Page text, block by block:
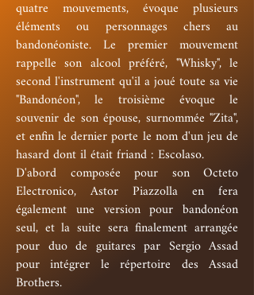
quatre mouvements, évoque plusieurs
éléments ou personnages chers au
bandonéoniste. Le premier mouvement
rappelle son alcool préféré, "Whisky", le
second l'instrument qu'il a joué toute sa vie
"Bandonéon", le troisième évoque le
souvenir de son épouse, surnommée "Zita",
et enfin le dernier porte le nom d'un jeu de
hasard dont il était friand : Escolaso.
D'abord composée pour son Octeto
Electronico, Astor Piazzolla en fera
également une version pour bandonéon
seul, et la suite sera finalement arrangée
pour duo de guitares par Sergio Assad
pour intégrer le répertoire des Assad
Brothers.